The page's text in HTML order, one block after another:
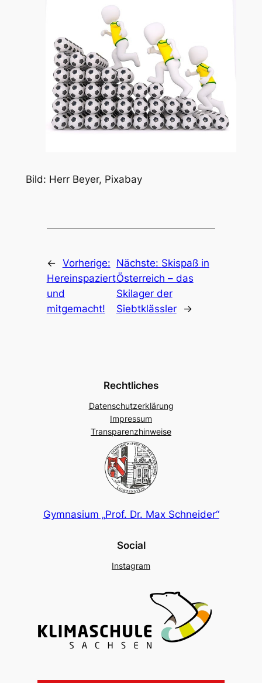
Bild: Herr Beyer, Pixabay
← Vorherige:
Hereinspaziert
und
mitgemacht!
Nächste: Skispaß in
Österreich – das
Skilager der
Siebtklässler
→
Rechtliches
Datenschutzerklärung
Impressum
Transparenzhinweise
Gymnasium „Prof. Dr. Max Schneider“
Social
Instagram